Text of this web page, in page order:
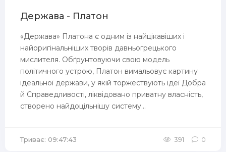
Держава - Платон
«Держава» Платона є одним із найцікавіших і
найоригінальніших творів давньогрецького
мислителя. Обґрунтовуючи свою модель
політичного устрою, Платон вимальовує картину
ідеальної держави, у якій торжествують ідеї Добра
й Справедливості, ліквідовано приватну власність,
створено найдоцільнішу систему...
Триває: 09:47:43 391 0